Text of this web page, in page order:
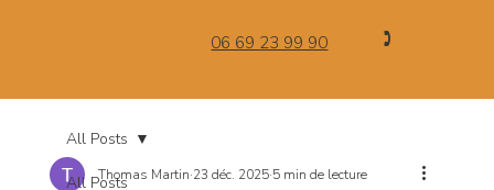
06 69 23 99 90 🕽
All Posts
All Posts
Thomas Martin 23 déc. 2025 5 min de lecture